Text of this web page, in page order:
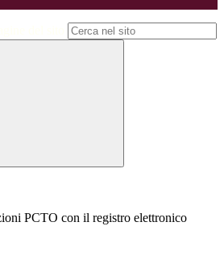
PCTO con il registro elettronico